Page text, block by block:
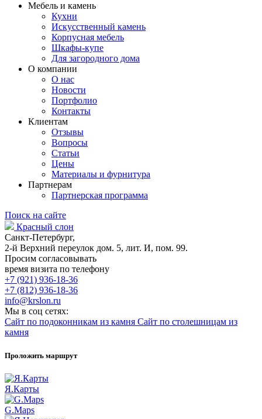
Мебель и камень
Кухни
Искусственный камень
Корпусная мебель
Шкафы-купе
Для загородного дома
О компании
О нас
Новости
Портфолио
Контакты
Клиентам
Отзывы
Вопросы
Статьи
Цены
Материалы и фурнитура
Партнерам
Партнерская программа
Поиск на сайте
Красный слон
Санкт-Петербург,
2-й Верхний переулок дом. 5, лит. И, пом. 99.
Просим согласовывать
время визита по телефону
+7 (921) 936-18-36
+7 (812) 936-18-36
info@krslon.ru
Мы в соц сетях:
Сайт по подоконникам из камня Сайт по столешницам из
камня
Проложить маршрут
Я.Карты
G.Maps